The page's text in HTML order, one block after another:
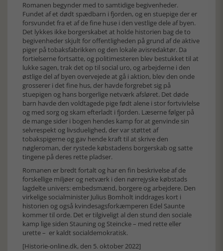
Romanen begynder med to samtidige begivenheder.
Fundet af et dødt spædbarn i fjorden, og en stuepige der er
forsvundet fra et af de fine huse i den vestlige dele af byen.
Det lykkes ikke borgerskabet at holde historien bag de to
begivenheder skjult for offentligheden på grund af de aktive
piger på tobaksfabrikken og den lokale avisredaktør. Da
fortielserne fortsatte, og politimesteren blev bestukket til at
lukke sagen, trak det op til social uro, og arbejderne i den
østlige del af byen overvejede at gå i aktion, blev den onde
grosserer i det fine hus, der havde forgrebet sig på
stuepigen og hans borgerlige netværk afsløret. Det døde
barn havde den voldtagede pige født alene i stor fortvivlelse
og med sorg og skam efterladt i fjorden. Læserne følger på
de mange sider i bogen hendes kamp for at genvinde sin
selvrespekt og livsduelighed, der var støttet af
tobakspigerne og gav hende kraft til at skrive den
nøgleroman, der rystede købstadens borgerskab og satte
tingene på deres rette pladser.
Romanen er bredt fortalt og har en fin beskrivelse af de
forskellige miljøer og netværk i den nørrejyske købstads
lagdelte univers: embedsmænd, borgere og arbejdere. Den
virkelige socialminister Julius Bomholt inddrages kort i
historien og også kvindesagsforkæmperen Edel Saunte
kommer til orde. Det er tilgiveligt al den stund den sociale
kamp lige siden Stauning og Steincke – med rette eller
urette – er kaldt socialdemokratisk.
[Historie-online.dk, den 5. oktober 2022]